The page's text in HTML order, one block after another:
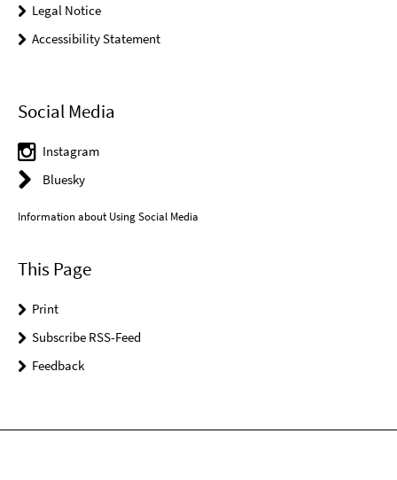
Legal Notice
Accessibility Statement
Social Media
Instagram
Bluesky
Information about Using Social Media
This Page
Print
Subscribe RSS-Feed
Feedback